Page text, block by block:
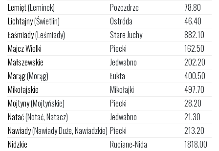
Lemięt(Leminek) Pozezdrze
78.80
Lichtajny(Świetlin) Ostróda
46.40
Łaśmiady(Leśmiady) Stare Juchy
882.10
Majcz Wielki
Piecki
162.50
Małszewskie
Jedwabno
202.20
Marąg(Morąg) Łukta
400.50
Mikołajskie
Mikołajki
497.70
Mojtyny(Mojtyńskie) Piecki
28.20
Natać(Notać, Natacz) Jedwabno
21.30
Nawiady(Nawiady Duże, Nawiadzkie) Piecki
213.20
Nidzkie
Ruciane-Nida
1818.00